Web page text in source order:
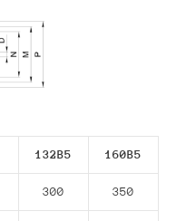
132В5 160В5
300 350